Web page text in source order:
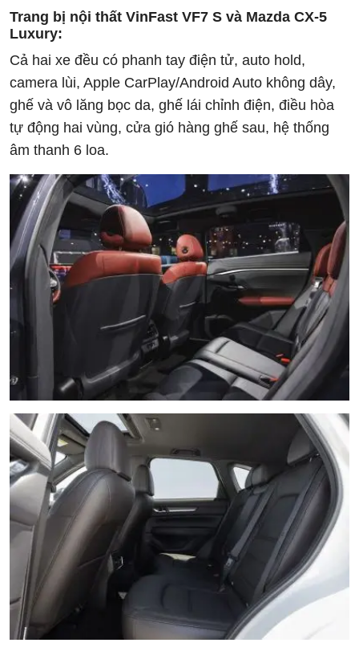
Trang bị nội thất VinFast VF7 S và Mazda CX-5
Luxury:
Cả hai xe đều có phanh tay điện tử, auto hold,
camera lùi, Apple CarPlay/Android Auto không dây,
ghế và vô lăng bọc da, ghế lái chỉnh điện, điều hòa
tự động hai vùng, cửa gió hàng ghế sau, hệ thống
âm thanh 6 loa.